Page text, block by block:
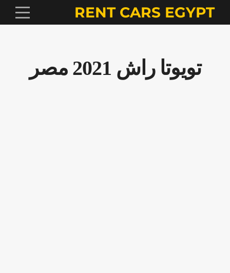
RENT CARS EGYPT
تويوتا راش 2021 مصر